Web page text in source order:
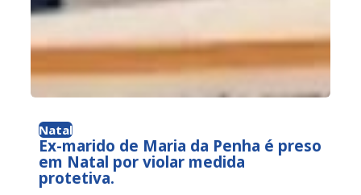
Natal
Ex-marido de Maria da Penha é preso
em Natal por violar medida
protetiva.